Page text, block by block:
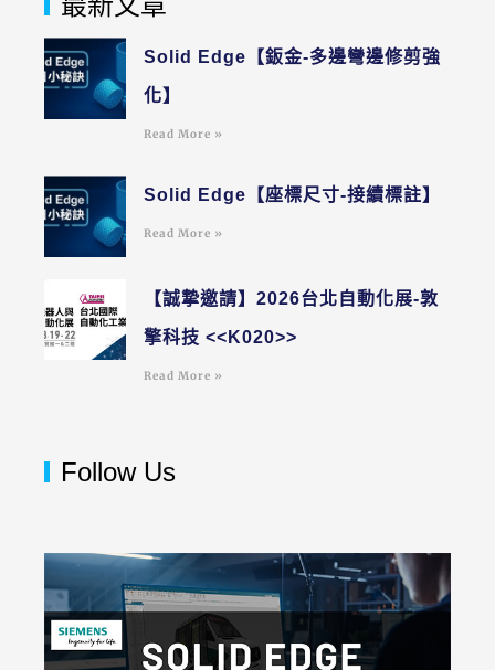
Solid Edge【鈑金-多邊彎邊修剪強
化】
Read More »
Solid Edge【座標尺寸-接續標註】
Read More »
【誠摯邀請】2026台北自動化展-敦
擎科技 <<K020>>
Read More »
Follow Us